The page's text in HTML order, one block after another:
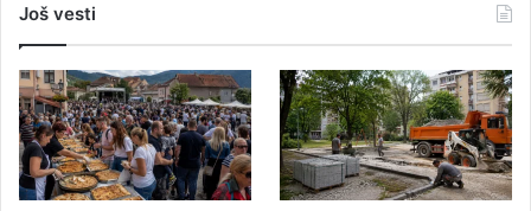
Još vesti